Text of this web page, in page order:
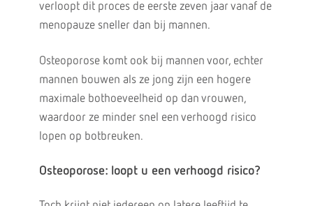
verloopt dit proces de eerste zeven jaar vanaf de
menopauze sneller dan bij mannen.
Osteoporose komt ook bij mannen voor, echter
mannen bouwen als ze jong zijn een hogere
maximale bothoeveelheid op dan vrouwen,
waardoor ze minder snel een verhoogd risico
lopen op botbreuken.
Osteoporose: loopt u een verhoogd risico?